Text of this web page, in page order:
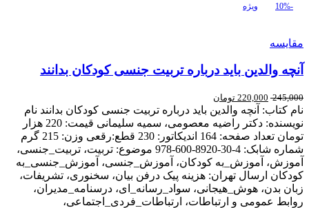
-10% ویژه
مقایسه
آنچه والدین باید درباره تربیت جنسی کودکان بدانند
245,000
220,000 تومان
نام کتاب: آنچه والدین باید درباره تربیت جنسی کودکان بدانند نام
نویسنده: دکتر راضیه معصومی، سمیه سلیمانی قیمت: 220 هزار
تومان تعداد صفحه: 164 اندیکاتور: 230 قطع:رقعی وزن: 215 گرم
شماره شابک: 4-30-8920-600-978 موضوع: تربیت، تربیت_جنسی،
آموزش، آموزش_به کودکان، آموزش_جنسی، آموزش_جنسی_به
کودکان ارسال تهران: هزینه پیک درفن بیان، سخنوری، تشریفات،
زبان بدن، هوش_هیجانی، سواد_رسانه_ای، درسنامه_مدیران،
روابط عمومی و ارتباطات، ارتباطات_فردی_اجتماعی،